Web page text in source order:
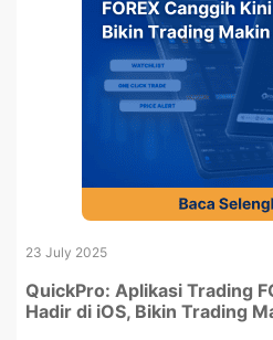
23 July 2025
QuickPro: Aplikasi Trading
Hadir di iOS, Bikin Trading